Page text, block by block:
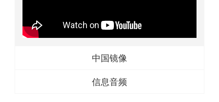
中国镜像
信息音频